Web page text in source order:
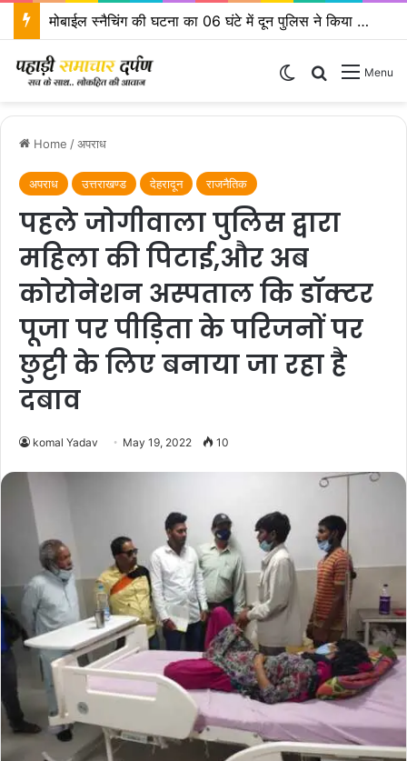
मोबाईल स्नैचिंग की घटना का 06 घंटे में दून पुलिस ने किया खुलासा
Menu
Search for
Switch skin
Home /अपराध
अपराध उत्तराखण्ड देहरादून राजनैतिक
पहले जोगीवाला पुलिस द्वारा
महिला की पिटाई,और अब
कोरोनेशन अस्पताल कि डॉक्टर
पूजा पर पीड़िता के परिजनों पर
छुट्टी के लिए बनाया जा रहा है
दबाव
komal Yadav May 19, 2022 10